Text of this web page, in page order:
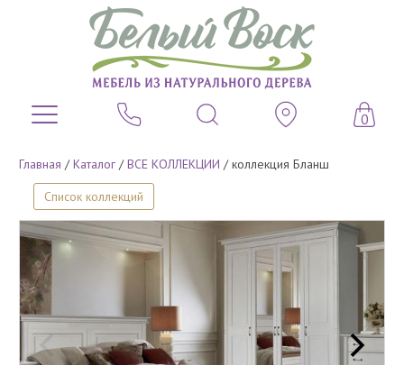
0
Главная /Каталог /ВСЕ КОЛЛЕКЦИИ /коллекция Бланш
Список коллекций